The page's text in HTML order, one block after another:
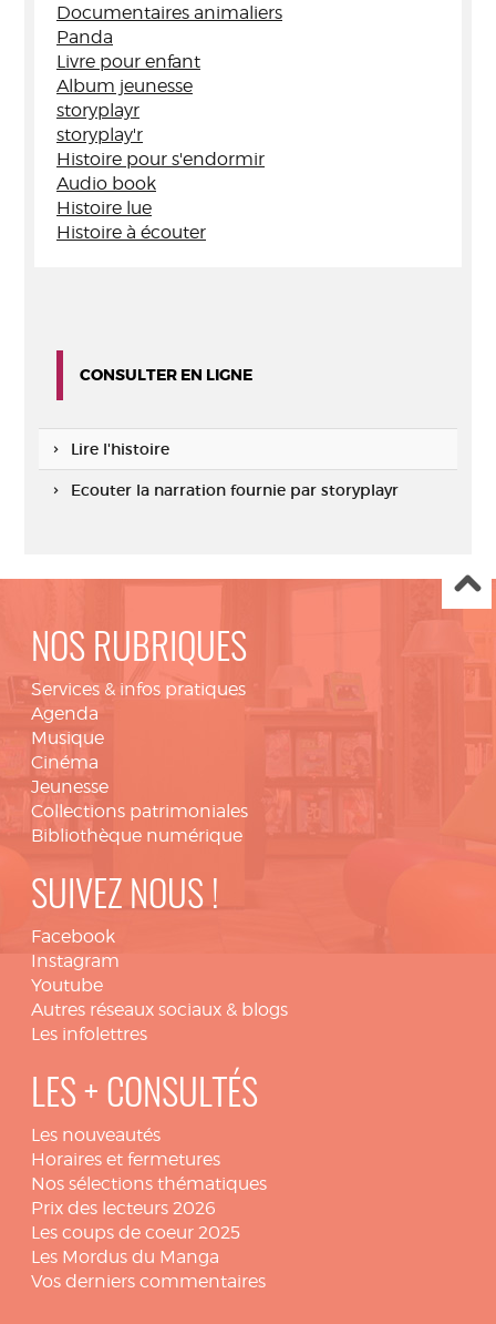
Documentaires animaliers
Panda
Livre pour enfant
Album jeunesse
storyplayr
storyplay'r
Histoire pour s'endormir
Audio book
Histoire lue
Histoire à écouter
CONSULTER EN LIGNE
Lire l'histoire
Ecouter la narration fournie par storyplayr
NOS RUBRIQUES
Services & infos pratiques
Agenda
Musique
Cinéma
Jeunesse
Collections patrimoniales
Bibliothèque numérique
SUIVEZ NOUS !
Facebook
Instagram
Youtube
Autres réseaux sociaux & blogs
Les infolettres
LES + CONSULTÉS
Les nouveautés
Horaires et fermetures
Nos sélections thématiques
Prix des lecteurs 2026
Les coups de coeur 2025
Les Mordus du Manga
Vos derniers commentaires